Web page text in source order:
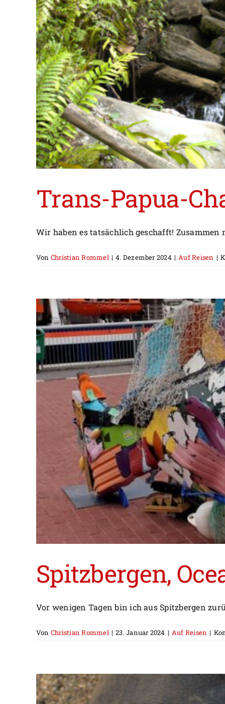
Trans-Papua-
Wir haben es tatsächlich geschafft! Zusammen
Von Christian Rommel | 4. Dezember 2024 | Auf Reisen |
Spitzbergen,
Vor wenigen Tagen bin ich aus Spitzbergen
Von Christian Rommel | 23. Januar 2024 | Auf Reisen |